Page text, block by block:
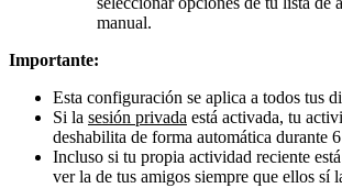
manual.
Importante:
Esta configuración se aplica a todos tus
Si la sesión privada está activada, tu
deshabilita de forma automática durante
Incluso si tu propia actividad reciente
ver la de tus amigos siempre que ellos sí